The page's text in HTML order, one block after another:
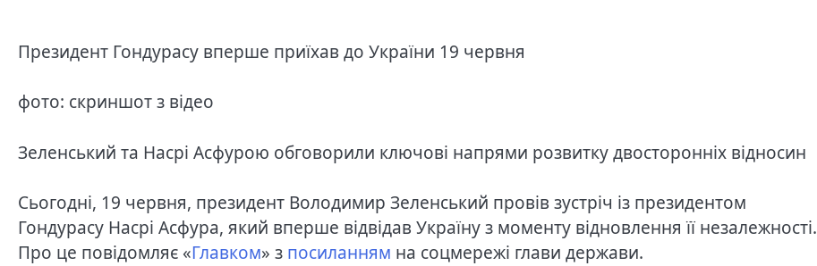
Президент Гондурасу вперше приїхав до України 19 червня
фото: скриншот з відео
Зеленський та Насрі Асфурою обговорили ключові напрями розвитку двосторонніх відносин
Сьогодні, 19 червня, президент Володимир Зеленський провів зустріч із президентом
Гондурасу Насрі Асфура, який вперше відвідав Україну з моменту відновлення її незалежності.
Про це повідомляє «Главком» з посиланням на соцмережі глави держави.